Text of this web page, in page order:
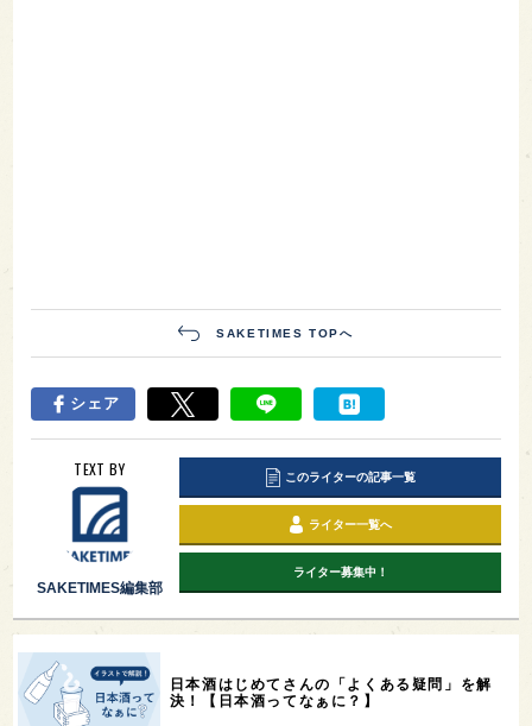
SAKETIMES TOPへ
シェア
TEXT BY
SAKETIMES編集部
このライターの記事一覧
ライター一覧へ
ライター募集中！
日本酒はじめてさんの「よくある疑問」を解
決！【日本酒ってなぁに？】